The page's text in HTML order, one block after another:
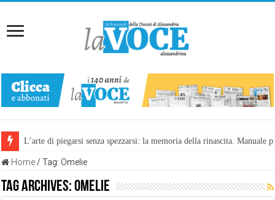
L’arte di piegarsi senza spezzarsi: la memoria della rinascita.
Home / Tag: Omelie
Tag Archives:Omelie